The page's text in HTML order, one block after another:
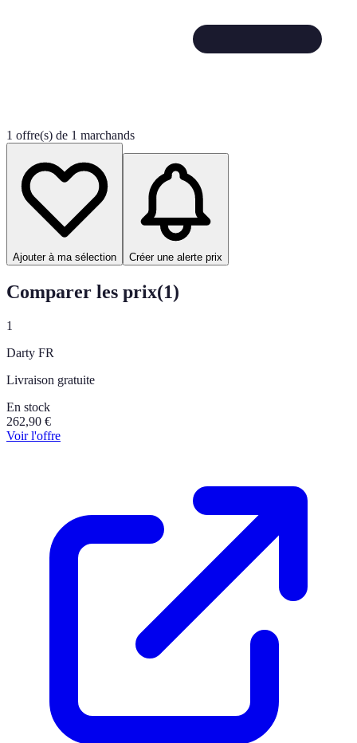
1 offre(s) de 1 marchands
Ajouter à ma sélection Créer une alerte prix
Comparer les prix(1)
1
Darty FR
Livraison gratuite
En stock
262,90 €
Voir l'offre